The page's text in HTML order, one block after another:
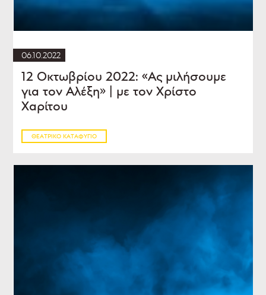
06.10.2022
12 Οκτωβρίου 2022: «Ας μιλήσουμε
για τον Αλέξη» | με τον Χρίστο
Χαρίτου
ΘΕΑΤΡΙΚΌ ΚΑΤΑΦΎΓΙΟ